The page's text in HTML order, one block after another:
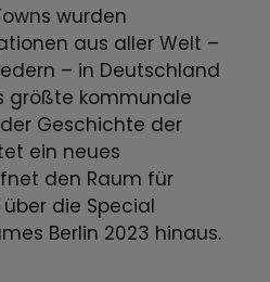
wurden
aus aller Welt –
– in Deutschland
größte kommunale
Geschichte der
ein neues
den Raum für
die Special
Berlin 2023 hinaus.